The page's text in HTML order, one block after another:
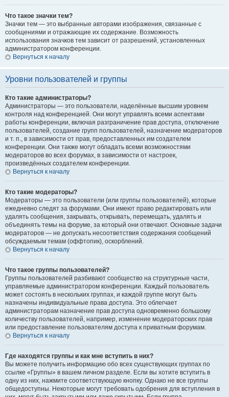
Что такое значки тем?
Значки тем — это выбранные авторами изображения, связанные с
сообщениями и отражающие их содержание. Возможность
использования значков тем зависит от разрешений, установленных
администратором конференции.
Вернуться к началу
Уровни пользователей и группы
Кто такие администраторы?
Администраторы — это пользователи, наделённые высшим уровнем
контроля над конференцией. Они могут управлять всеми аспектами
работы конференции, включая разграничение прав доступа, отключение
пользователей, создание групп пользователей, назначение модераторов
и т. п., в зависимости от прав, предоставленных им создателем
конференции. Они также могут обладать всеми возможностями
модераторов во всех форумах, в зависимости от настроек,
произведённых создателем конференции.
Вернуться к началу
Кто такие модераторы?
Модераторы — это пользователи (или группы пользователей), которые
ежедневно следят за форумами. Они имеют право редактировать или
удалять сообщения, закрывать, открывать, перемещать, удалять и
объединять темы на форуме, за который они отвечают. Основные задачи
модераторов — не допускать несоответствия содержания сообщений
обсуждаемым темам (оффтопик), оскорблений.
Вернуться к началу
Что такое группы пользователей?
Группы пользователей разбивают сообщество на структурные части,
управляемые администратором конференции. Каждый пользователь
может состоять в нескольких группах, и каждой группе могут быть
назначены индивидуальные права доступа. Это облегчает
администраторам назначение прав доступа одновременно большому
количеству пользователей, например, изменение модераторских прав
или предоставление пользователям доступа к приватным форумам.
Вернуться к началу
Где находятся группы и как мне вступить в них?
Вы можете получить информацию обо всех существующих группах по
ссылке «Группы» в вашем личном разделе. Если вы хотите вступить в
одну из них, нажмите соответствующую кнопку. Однако не все группы
общедоступны. Некоторые могут требовать одобрения для вступления в